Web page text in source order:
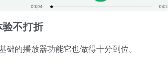
不打折
的播放器功能它也做得十分到位。